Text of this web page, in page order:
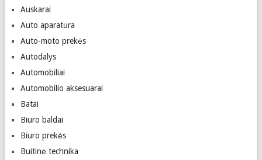
Auskarai
Auto aparatūra
Auto-moto prekės
Autodalys
Automobiliai
Automobilio aksesuarai
Batai
Biuro baldai
Biuro prekės
Buitinė technika